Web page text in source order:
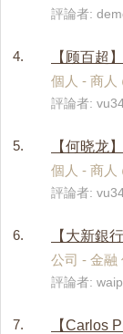
評論者:
4.
【顾百超
個人 - 商
評論者:
5.
【何晓龙
個人 - 商
評論者:
6.
【大新銀
公司 - 金
評論者:
7.
【Carlos